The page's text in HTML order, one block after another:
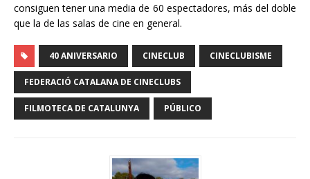
consiguen tener una media de 60 espectadores, más del doble
que la de las salas de cine en general.
40 ANIVERSARIO CINECLUB CINECLUBISME
FEDERACIÓ CATALANA DE CINECLUBS
FILMOTECA DE CATALUNYA PÚBLICO